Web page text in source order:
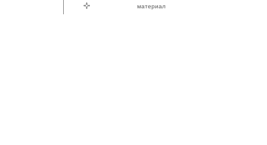
материал